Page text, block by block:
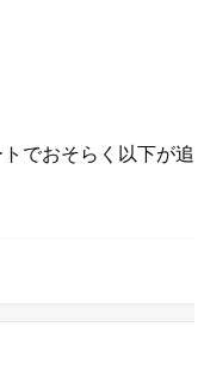
でおそらく以下が追